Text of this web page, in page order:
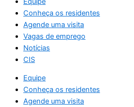
Conheça os residentes
Agende uma visita
Vagas de emprego
Notícias
CIS
Equipe
Conheça os residentes
Agende uma visita